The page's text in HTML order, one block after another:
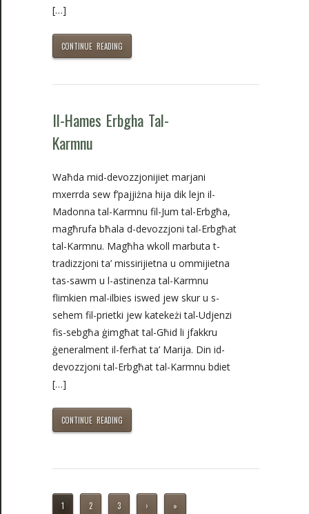
[…]
CONTINUE READING
Il-Hames Erbgha Tal-
Karmnu
Waħda mid-devozzjonijiet marjani
mxerrda sew f’pajjiżna hija dik lejn il-
Madonna tal-Karmnu fil-Jum tal-Erbgħa,
magħrufa bħala d-devozzjoni tal-Erbgħat
tal-Karmnu. Magħha wkoll marbuta t-
tradizzjoni ta’ missirijietna u ommijietna
tas-sawm u l-astinenza tal-Karmnu
flimkien mal-ilbies iswed jew skur u s-
sehem fil-prietki jew katekeżi tal-Udjenzi
fis-sebgħa ġimgħat tal-Għid li jfakkru
ġeneralment il-ferħat ta’ Marija. Din id-
devozzjoni tal-Erbgħat tal-Karmnu bdiet
[…]
CONTINUE READING
1 2 3 › »